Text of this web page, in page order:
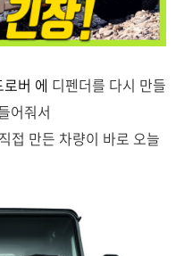
버 에 디펜더를 다시 만들
어줘서
접 만든 차량이 바로 오늘